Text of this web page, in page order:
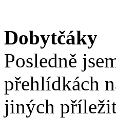
Dobytčáky
Posledně
přehlídkách
jiných